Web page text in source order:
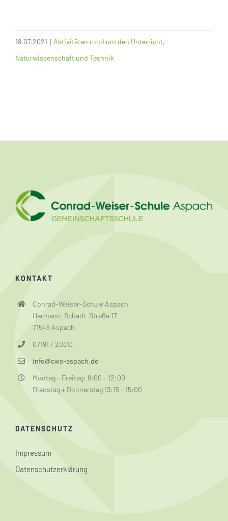
18.07.2021 | Aktivitäten rund um den Unterricht,
Naturwissenschaft und Technik
KONTAKT
Conrad-Weiser-Schule Aspach
Hermann-Schadt-Straße 17
71546 Aspach
07191 / 20313
info@cws-aspach.de
Montag - Freitag: 8:00 - 12:00
Dienstag + Donnerstag 13:15 - 15:00
DATENSCHUTZ
Impressum
Datenschutzerklärung